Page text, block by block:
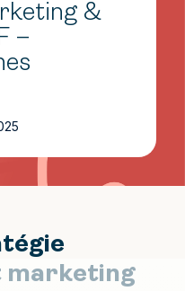
&
–
marketing